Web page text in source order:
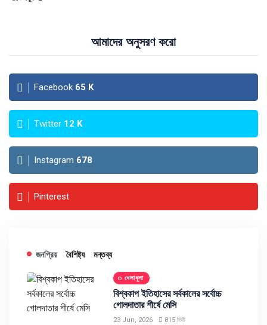
আমাদের অনুসরণ করো
Facebook 65 K
Twitter 12 K
Instagram 678
Pinterest
জনপ্রিয় বৈশিষ্ট্য মন্তব্য
খেলাধুলা
বিশ্বকাপ ইতিহাসের সর্বকালের সর্বোচ্চ
গোলদাতার শীর্ষে মেসি
23 Jun, 2026 815 ভিউ